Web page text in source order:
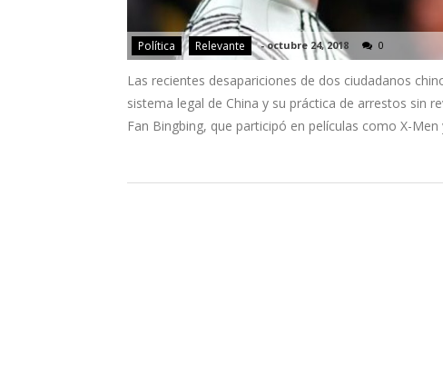
Política Relevante -octubre 24, 2018 0
Las recientes desapariciones de dos ciudadanos
sistema legal de China y su práctica de arrestos sin
Fan Bingbing, que participó en películas como X-